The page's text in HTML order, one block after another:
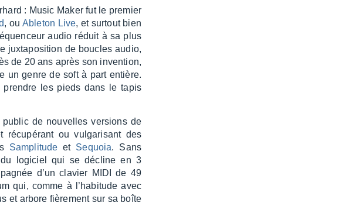
: Music Maker fut le premier
, ou Able­ton Live, et surtout bien
audio réduit à sa plus
juxta­po­si­tion de boucles audio,
de 20 ans après son inven­tion,
un genre de soft à part entière.
prendre les pieds dans le tapis
de nouvelles versions de
récu­pé­rant ou vulga­ri­sant des
Sampli­tude et Sequoia. Sans
logi­ciel qui se décline en 3
d’un clavier MIDI de 49
qui, comme à l’ha­bi­tude avec
et arbore fière­ment sur sa boîte